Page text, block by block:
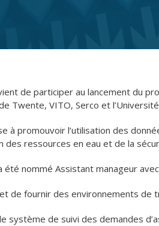
de participer au lancement du
Twente, VITO, Serco et
à promouvoir l’utilisation des
des ressources en eau et de la
été nommé Assistant manageur
de fournir des environnements de
système de suivi des demandes